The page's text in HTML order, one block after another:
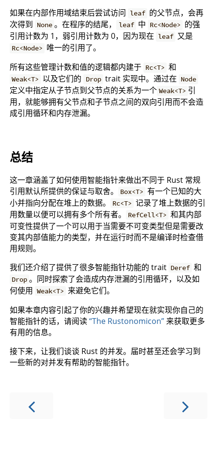
如果在内部作用域结束后尝试访问 leaf 的父节点，会再
次得到 None 。在程序的结尾， leaf 中 Rc<Node> 的强
引用计数为 1，弱引用计数为 0，因为现在 leaf 又是
Rc<Node> 唯一的引用了。
所有这些管理计数和值的逻辑都内建于 Rc<T> 和
Weak<T> 以及它们的 Drop trait 实现中。通过在 Node
定义中指定从子节点到父节点的关系为一个 Weak<T> 引
用，就能够拥有父节点和子节点之间的双向引用而不会造
成引用循环和内存泄漏。
总结
这一章涵盖了如何使用智能指针来做出不同于 Rust 常规
引用默认所提供的保证与取舍。
Box<T> 有一个已知的大
小并指向分配在堆上的数据。
Rc<T> 记录了堆上数据的引
用数量以便可以拥有多个所有者。
RefCell<T> 和其内部
可变性提供了一个可以用于当需要不可变类型但是需要改
变其内部值能力的类型，并在运行时而不是编译时检查借
用规则。
我们还介绍了提供了很多智能指针功能的 trait Deref 和
Drop 。同时探索了会造成内存泄漏的引用循环，以及如
何使用 Weak<T> 来避免它们。
如果本章内容引起了你的兴趣并希望现在就实现你自己的
智能指针的话，请阅读“The Rustonomicon” 来获取更多
有用的信息。
接下来，让我们谈谈 Rust 的并发。届时甚至还会学习到
一些新的对并发有帮助的智能指针。